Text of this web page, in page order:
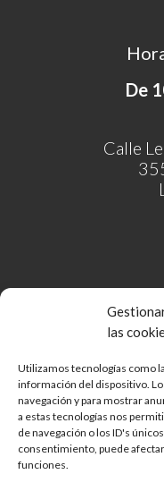
las
Utilizamos tecnologías como
información del dispositivo.
navegación y para mostrar
a estas tecnologías nos
de navegación o los ID's
consentimiento, puede
funciones.
De
Calle
Comunidad de